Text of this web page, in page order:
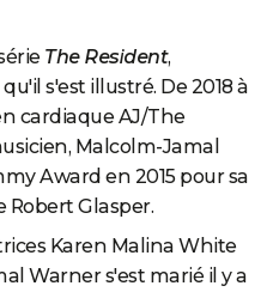
The Resident,
qu'il s'est illustré. De 2018 à
cardiaque AJ/The
Malcolm-Jamal
Award en 2015 pour sa
Robert Glasper.
Karen Malina White
Warner s'est marié il y a